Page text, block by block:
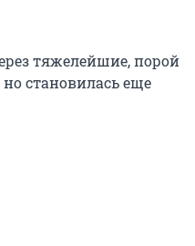
тяжелейшие, порой
становилась еще